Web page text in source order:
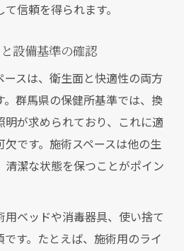
信頼を得られます。
設備基準の確認
ースは、衛生面と快適性の両方
群馬県の保健所基準では、換
が求められており、これに適
です。施術スペースは他の生
潔な状態を保つことがポイン
ベッドや消毒器具、使い捨て
す。たとえば、施術用のライ